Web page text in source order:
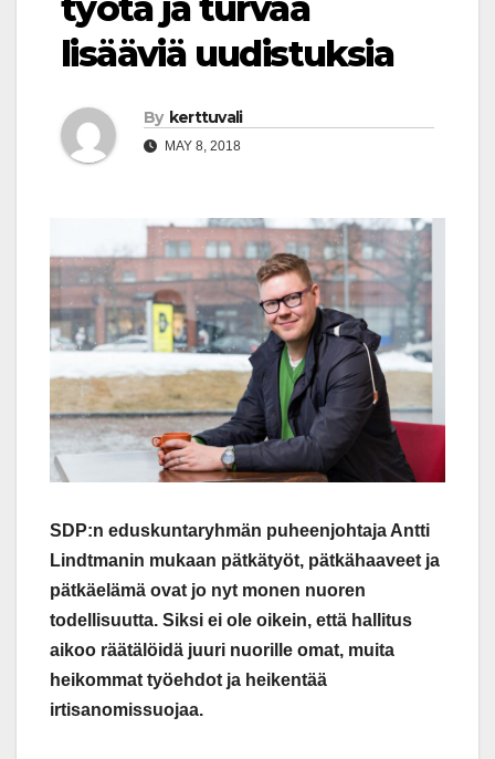
työtä ja turvaa
lisääviä uudistuksia
By kerttuvali
MAY 8, 2018
SDP:n eduskuntaryhmän puheenjohtaja Antti
Lindtmanin mukaan pätkätyöt, pätkähaaveet ja
pätkäelämä ovat jo nyt monen nuoren
todellisuutta. Siksi ei ole oikein, että hallitus
aikoo räätälöidä juuri nuorille omat, muita
heikommat työehdot ja heikentää
irtisanomissuojaa.